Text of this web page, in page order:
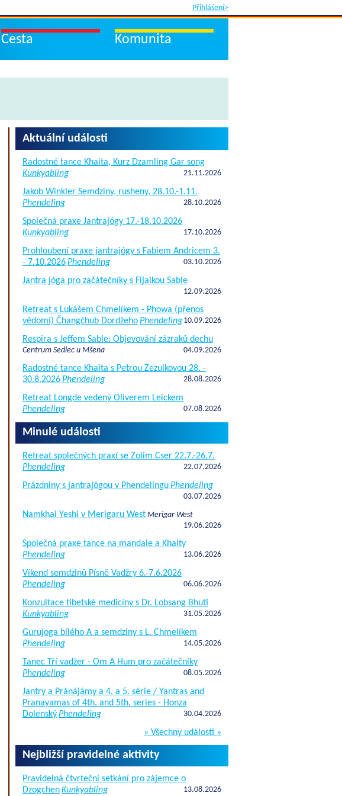
Přihlášení>
Cesta Komunita
Aktuální události
Radostné tance Khaita, Kurz Dzamling Gar song
Kunkyabling
21.11.2026
Jakob Winkler Semdziny, rusheny, 28.10.-1.11.
Phendeling
28.10.2026
Společná praxe Jantrajógy 17.-18.10.2026
Kunkyabling
17.10.2026
Prohloubení praxe jantrajógy s Fabiem Andricem 3.
- 7.10.2026Phendeling 03.10.2026
Jantra jóga pro začátečníky s Fijalkou Sable
12.09.2026
Retreat s Lukášem Chmelíkem - Phowa (přenos
vědomí) Čhangčhub DordžehoPhendeling 10.09.2026
Respira s Jeffem Sable: Objevování zázraků dechu
Centrum Sedlec u Mšena 04.09.2026
Radostné tance Khaita s Petrou Zezulkovou 28. -
30.8.2026Phendeling 28.08.2026
Retreat Longde vedený Oliverem Leickem
Phendeling
07.08.2026
Minulé události
Retreat společných praxí se Zolim Cser 22.7.-26.7.
Phendeling
22.07.2026
Prázdniny s jantrajógou v PhendelinguPhendeling
03.07.2026
Namkhai Yeshi v Merigaru West Merigar West
19.06.2026
Společná praxe tance na mandale a Khaity
Phendeling
13.06.2026
Víkend semdzinů Písně Vadžry 6.-7.6.2026
Phendeling
06.06.2026
Konzultace tibetské medicíny s Dr. Lobsang Bhuti
Kunkyabling
31.05.2026
Gurujoga bílého A a semdziny s L. Chmelíkem
Phendeling
14.05.2026
Tanec Tří vadžer - Om A Hum pro začátečníky
Phendeling
08.05.2026
Jantry a Pránájámy a 4. a 5. série / Yantras and
Pranayamas of 4th. and 5th. series - Honza
DolenskýPhendeling 30.04.2026
» Všechny události »
Nejbližší pravidelné aktivity
Pravidelná čtvrteční setkání pro zájemce o
DzogchenKunkyabling 13.08.2026